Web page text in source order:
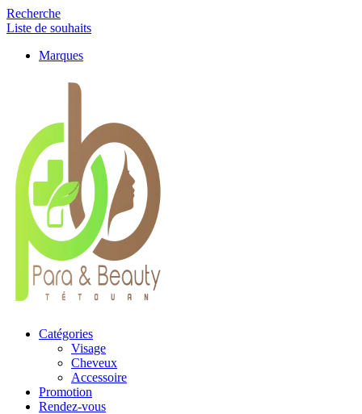
Recherche
Liste de souhaits
Marques
Catégories
Visage
Cheveux
Accessoire
Promotion
Rendez-vous